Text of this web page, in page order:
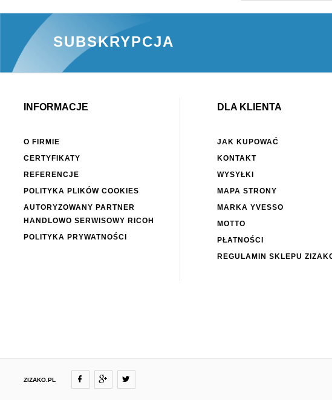
SUBSKRYPCJA
INFORMACJE
O FIRMIE
CERTYFIKATY
REFERENCJE
POLITYKA PLIKÓW COOKIES
AUTORYZOWANY PARTNER
HANDLOWO SERWISOWY RICOH
POLITYKA PRYWATNOŚCI
DLA KLIENTA
JAK KUPOWAĆ
KONTAKT
WYSYŁKI
MAPA STRONY
MARKA YVESSO
MOTTO
PŁATNOŚCI
REGULAMIN SKLEPU
ZIZAKO.PL